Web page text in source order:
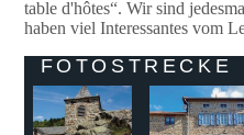
table d'hôtes“. Wir sind
haben viel Interessantes vom
FOTOSTRECKE